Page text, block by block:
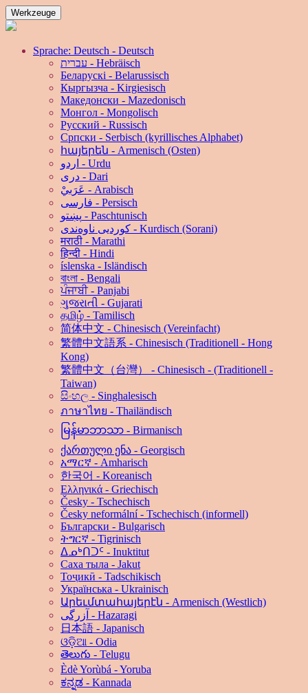
Werkzeuge
Sprache: Deutsch - Deutsch
עברית - Hebräisch
Беларускі - Belarussisch
Кыргызча - Kirgiesisch
Македонски - Mazedonisch
Монгол - Mongolisch
Русский - Russisch
Српски - Serbisch (kyrillisches Alphabet)
հայերեն - Armenisch (Osten)
اردو - Urdu
دری - Dari
عَرَبيْ - Arabisch
فارسی - Persisch
پښتو - Paschtunisch
کوردیی ناوەندی - Kurdisch (Sorani)
मराठी - Marathi
हिन्दी - Hindi
íslenska - Isländisch
বাংলা - Bengali
ਪੰਜਾਬੀ - Panjabi
ગુજરાતી - Gujarati
தமிழ் - Tamilisch
简体中文 - Chinesisch (Vereinfacht)
繁體中文語系 - Chinesisch (Traditionell - Hong
Kong)
繁體中文（台灣） - Chinesisch - (Traditionell -
Taiwan)
සිංහල - Singhalesisch
ภาษาไทย - Thailändisch
မြန်မာဘာသာ - Birmanisch
ქართული ენა - Georgisch
አማርኛ - Amharisch
한국어 - Koreanisch
Ελληνικά - Griechisch
Česky - Tschechisch
Česky neformální - Tschechisch (informell)
Български - Bulgarisch
ትግርኛ - Tigrinisch
ᐃᓄᒃᑎᑐᑦ - Inuktitut
Саха тыла - Jakut
Тоҷикӣ - Tadschikisch
Українська - Ukrainisch
Արեւմտահայերէն - Armenisch (Westlich)
آزرگی - Hazaragi
日本語 - Japanisch
ଓଡ଼ିଆ - Odia
తెలుగు - Telugu
Èdè Yorùbá - Yoruba
ಕನ್ನಡ - Kannada